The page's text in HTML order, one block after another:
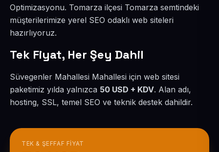
Optimizasyonu. Tomarza ilçesi Tomarza semtindeki
müşterilerimize yerel SEO odaklı web siteleri
hazırlıyoruz.
Tek Fiyat, Her Şey Dahil
Süvegenler Mahallesi Mahallesi için web sitesi
paketimiz yılda yalnızca 50 USD + KDV. Alan adı,
hosting, SSL, temel SEO ve teknik destek dahildir.
TEK & ŞEFFAF FIYAT